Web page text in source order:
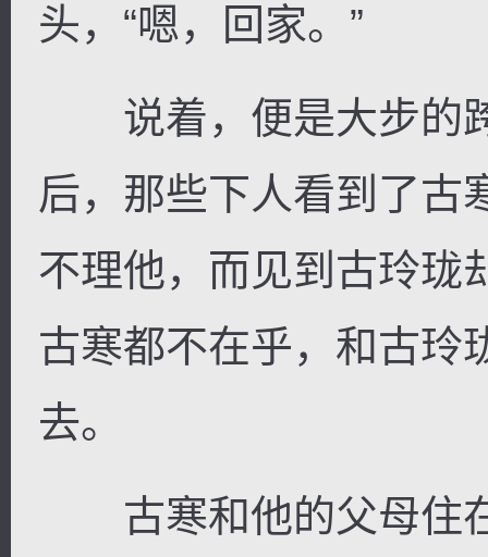
头，“嗯，回家。”
说着，便是大步的
后，那些下人看到了古
不理他，而见到古玲珑
古寒都不在乎，和古玲
去。
古寒和他的父母住